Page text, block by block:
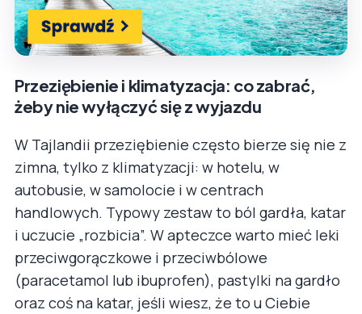
Przeziębienie i klimatyzacja: co zabrać,
żeby nie wyłączyć się z wyjazdu
W Tajlandii przeziębienie często bierze się nie z
zimna, tylko z klimatyzacji: w hotelu, w
autobusie, w samolocie i w centrach
handlowych. Typowy zestaw to ból gardła, katar
i uczucie „rozbicia”. W apteczce warto mieć leki
przeciwgorączkowe i przeciwbólowe
(paracetamol lub ibuprofen), pastylki na gardło
oraz coś na katar, jeśli wiesz, że to u Ciebie